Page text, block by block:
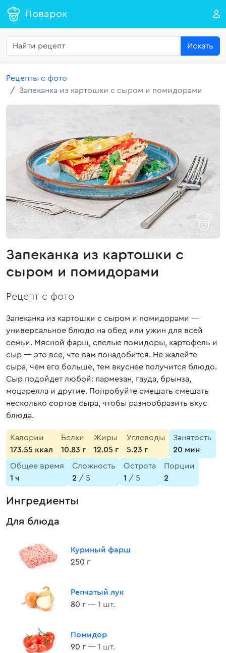
Поварок
Искать
Рецепты с фото
Запеканка из картошки с сыром и помидорами
Запеканка из картошки с
сыром и помидорами
Рецепт с фото
Запеканка из картошки с сыром и помидорами —
универсальное блюдо на обед или ужин для всей
семьи. Мясной фарш, спелые помидоры, картофель и
сыр — это все, что вам понадобится. Не жалейте
сыра, чем его больше, тем вкуснее получится блюдо.
Сыр подойдет любой: пармезан, гауда, брынза,
моцарелла и другие. Попробуйте смешать смешать
несколько сортов сыра, чтобы разнообразить вкус
блюда.
Калории
173.55 ккал
Белки
10.83 г
Жиры
12.05 г
Углеводы
5.23 г
Занятость
20 мин
Общее время
1 ч
Сложность
2 / 5
Острота
1 / 5
Порции
2
Ингредиенты
Для блюда
Куриный фарш
250 г
Репчатый лук
80 г — 1 шт.
Помидор
90 г — 1 шт.